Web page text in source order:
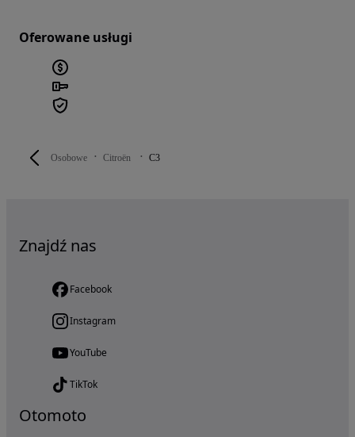
Osobowe Citroën C3
Oferowane usługi
Znajdź nas
Facebook
Instagram
YouTube
TikTok
Otomoto